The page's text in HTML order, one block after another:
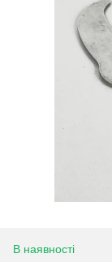
В наявності